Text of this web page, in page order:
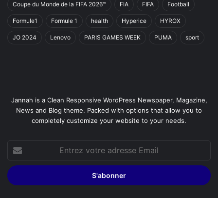
Coupe du Monde de la FIFA 2026™ FIA FIFA Football
Formule1 Formule 1 health Hyperice HYROX
JO 2024 Lenovo PARIS GAMES WEEK PUMA sport
Jannah is a Clean Responsive WordPress Newspaper, Magazine,
News and Blog theme. Packed with options that allow you to
completely customize your website to your needs.
votre
adresse
Email